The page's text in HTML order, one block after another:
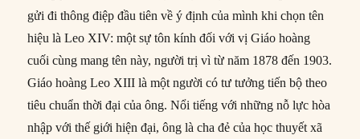
gửi đi thông điệp đầu tiên về ý định của mình khi chọn tên
hiệu là Leo XIV: một sự tôn kính đối với vị Giáo hoàng
cuối cùng mang tên này, người trị vì từ năm 1878 đến 1903.
Giáo hoàng Leo XIII là một người có tư tưởng tiến bộ theo
tiêu chuẩn thời đại của ông. Nổi tiếng với những nỗ lực hòa
nhập với thế giới hiện đại, ông là cha đẻ của học thuyết xã